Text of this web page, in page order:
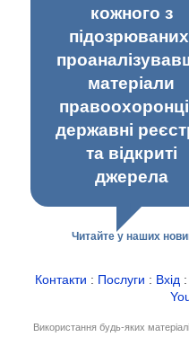
кожного з
матеріали
державні
та відкриті
джерела
Читайте у наших
Контакти : Послуги : Вхід
Використання будь-яких